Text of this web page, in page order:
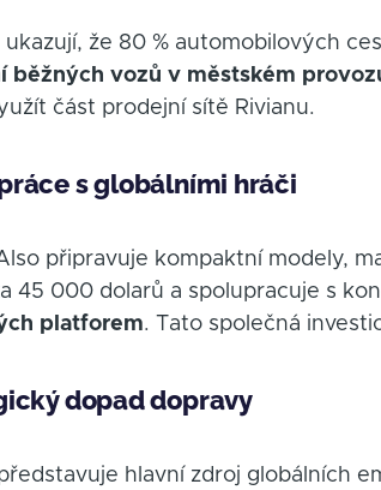
že 80 % automobilových
běžných vozů v městském
část prodejní sítě Rivianu.
s globálními hráči
připravuje kompaktní modely,
45 000 dolarů a spolupracuje s
platforem. Tato společná
dopad dopravy
hlavní zdroj globálních